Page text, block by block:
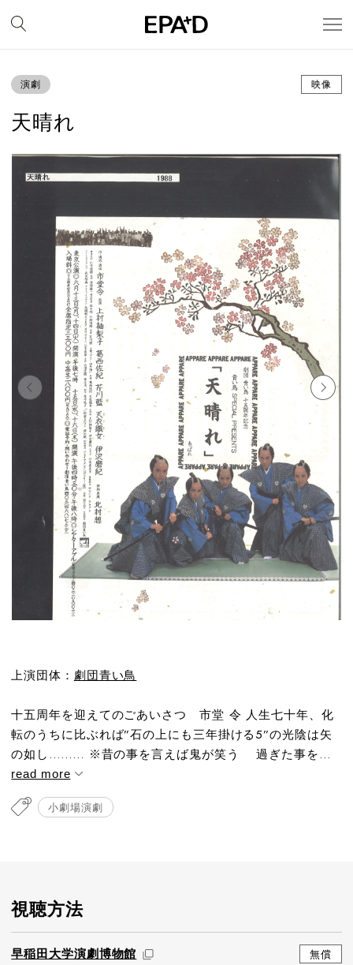
演劇 映像
天晴れ
上演団体： 劇団青い鳥
十五周年を迎えてのごあいさつ 市堂 令 人生七十年、化
転のうちに比ぶれば”石の上にも三年掛ける5”の光陰は矢
の如し……… ※昔の事を言えば鬼が笑う 過ぎた事を...
read more
小劇場演劇
視聴方法
早稲田大学演劇博物館
無償